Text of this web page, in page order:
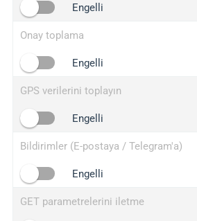
2no.co
yip.su
iplogger.info
Engelli
Onay toplama
Engelli
GPS verilerini toplayın
Engelli
Bildirimler (E-postaya / Telegram'a)
Engelli
GET parametrelerini iletme